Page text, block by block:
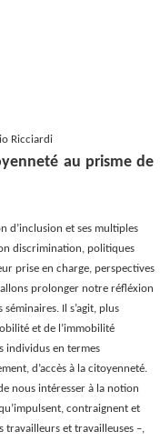
Ricciardi
au prisme de
d’inclusion et ses multiples
discrimination, politiques
prise en charge, perspectives
prolonger notre réfléxion
Il s’agit, plus
et de l’immobilité
individus en termes
d’accès à la citoyenneté.
nous intéresser à la notion
contraignent et
et travailleuses –,